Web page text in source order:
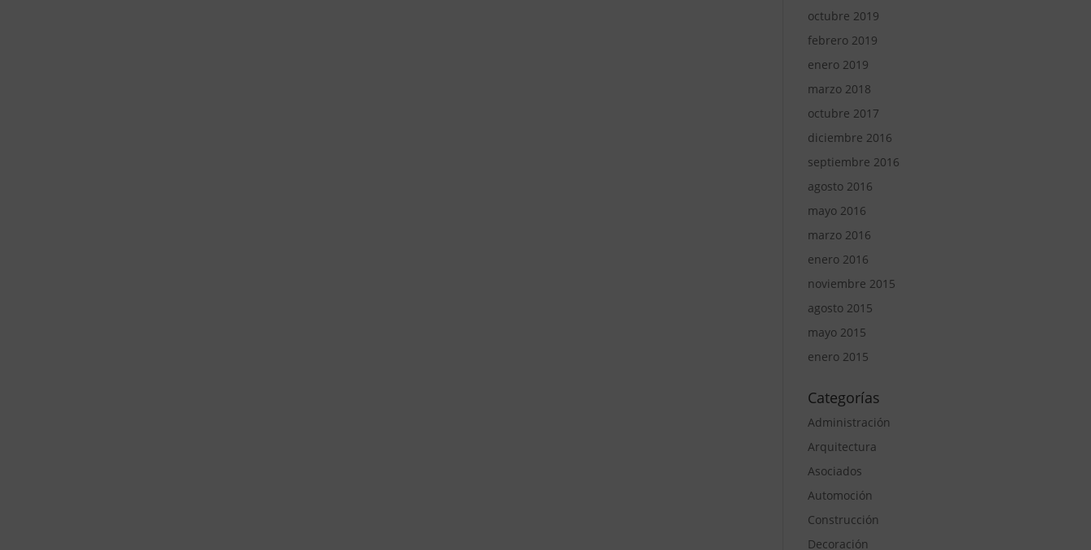
octubre 2019
febrero 2019
enero 2019
marzo 2018
octubre 2017
diciembre 2016
septiembre 2016
agosto 2016
mayo 2016
marzo 2016
enero 2016
noviembre 2015
agosto 2015
mayo 2015
enero 2015
Categorías
Administración
Arquitectura
Asociados
Automoción
Construcción
Decoración